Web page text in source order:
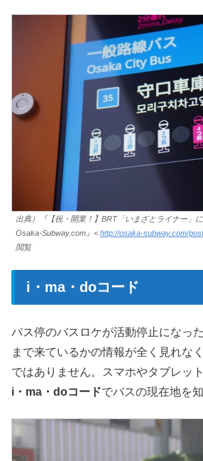
出典）『【祝・開業！】BRT「いまざとライナー」
Osaka-Subway.com』< http://osaka-subway.com/
閲覧
i・ma・doコード
バス停のバスロケが活動停止になっ
まで来ているかの情報が全く見れな
ではありません。スマホやタブレッ
i・ma・doコードでバスの現在地を